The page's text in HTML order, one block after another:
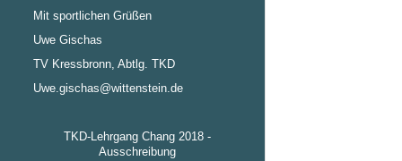
Mit sportlichen Grüßen
Uwe Gischas
TV Kressbronn, Abtlg. TKD
Uwe.gischas@wittenstein.de
TKD-Lehrgang Chang 2018 -
Ausschreibung